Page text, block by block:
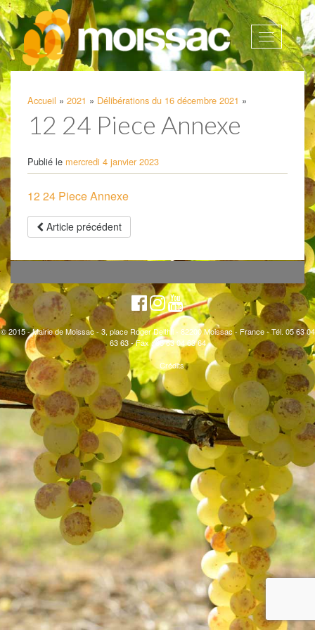
Afficher
la
Accueil » 2021 » Délibérations du 16 décembre 2021 »
12 24 Piece Annexe
Publié le mercredi 4 janvier 2023
12 24 Piece Annexe
Article précédent
© 2015 - Mairie de Moissac - 3, place Roger Delthil - 82200 Moissac - France - Tél. 05 63 04
63 63 - Fax : 05 63 04 63 64
Crédits